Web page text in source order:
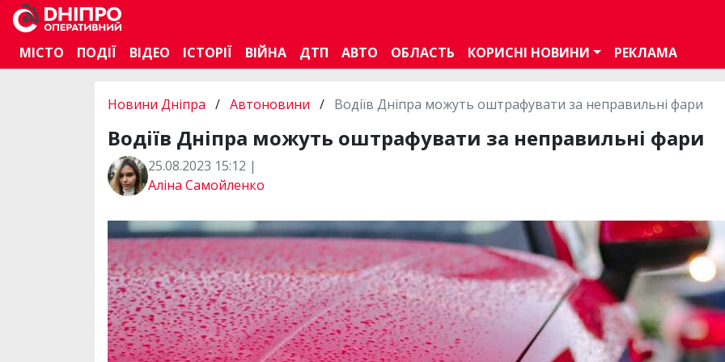
МІСТО ПОДІЇ ВІДЕО ІСТОРІЇ ВІЙНА ДТП АВТО ОБЛАСТЬ КОРИСНІ НОВИНИ РЕКЛАМА
Новини Дніпра / Автоновини / Водіїв Дніпра можуть оштрафувати за неправильні фари
Водіїв Дніпра можуть оштрафувати за неправильні фари
25.08.2023 15:12 |
Аліна Самойленко